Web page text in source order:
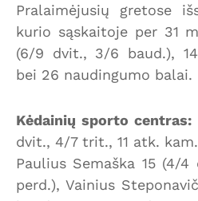
Pralaimėjusių gretose
kurio sąskaitoje per 31
(6/9 dvit., 3/6 baud.),
bei 26 naudingumo balai.
Kėdainių sporto centras:
dvit., 4/7 trit., 11 atk.
Paulius Semaška 15 (4/
perd.), Vainius